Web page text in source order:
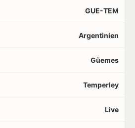
GUE-TEM
Argentinien
Güemes
Temperley
Live